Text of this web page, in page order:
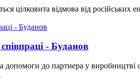
цілковита відмова від російських
- Буданов
допомоги до партнера у